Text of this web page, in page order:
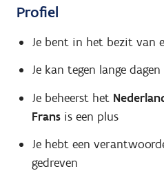
Profiel
Je bent in het bezit van
Je kan tegen lange
Je beheerst het
Frans is een plus
Je hebt een
gedreven